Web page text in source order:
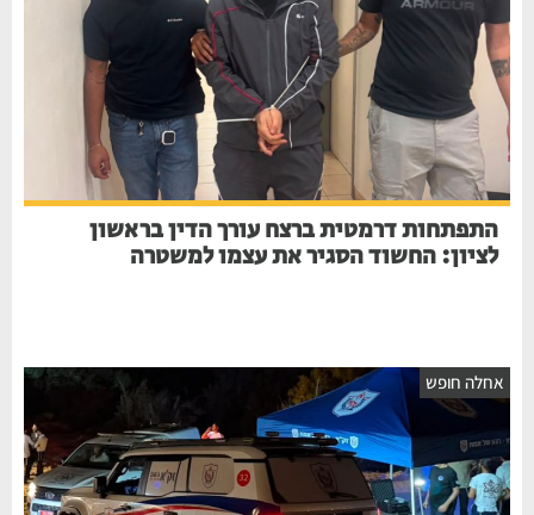
התפתחות דרמטית ברצח עורך הדין בראשון
לציון: החשוד הסגיר את עצמו למשטרה
חופש